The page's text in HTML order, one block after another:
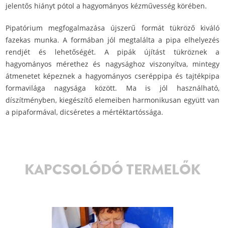
jelentős hiányt pótol a hagyományos kézművesség körében.
Pipatórium megfogalmazása újszerű formát tükröző kiváló
fazekas munka. A formában jól megtalálta a pipa elhelyezés
rendjét és lehetőségét. A pipák újítást tükröznek a
hagyományos mérethez és nagysághoz viszonyítva, mintegy
átmenetet képeznek a hagyományos cseréppipa és tajtékpipa
formavilága nagysága között. Ma is jól használható,
díszítményben, kiegészítő elemeiben harmonikusan együtt van
a pipaformával, dicséretes a mértéktartóssága.
KAPCSOLÓDÓ TERMELŐK